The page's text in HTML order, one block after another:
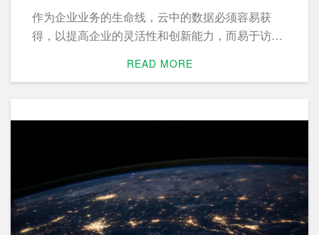
作为企业业务的生命线，云中的数据必须容易获
得，以提高企业的灵活性和创新能力，而易于访问
值。 随着越来越多的企业采用云计算服务，采用最
READ MORE